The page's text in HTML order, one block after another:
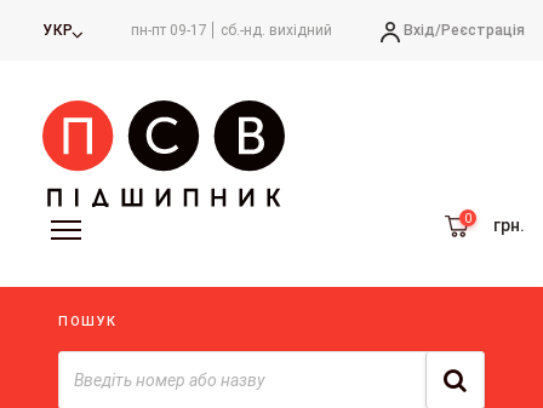
УКР пн-пт 09-17 сб.-нд. вихідний Вхід/Реєстрація
грн.
ПОШУК